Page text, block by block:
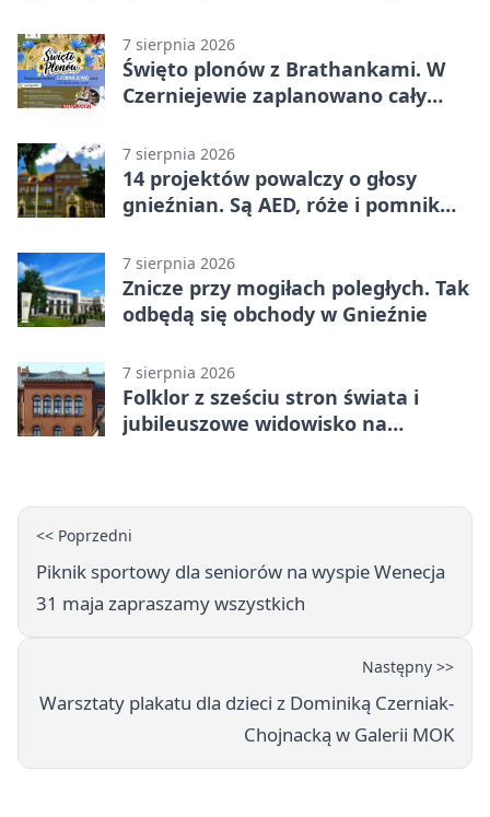
7 sierpnia 2026
Święto plonów z Brathankami. W
Czerniejewie zaplanowano cały
7 sierpnia 2026
14 projektów powalczy o głosy
gnieźnian. Są AED, róże i pomnik
7 sierpnia 2026
Znicze przy mogiłach poległych. Tak
odbędą się obchody w Gnieźnie
7 sierpnia 2026
Folklor z sześciu stron świata i
jubileuszowe widowisko na
<< Poprzedni
Piknik sportowy dla seniorów na wyspie Wenecja
31 maja zapraszamy wszystkich
Następny >>
Warsztaty plakatu dla dzieci z Dominiką Czerniak-
Chojnacką w Galerii MOK